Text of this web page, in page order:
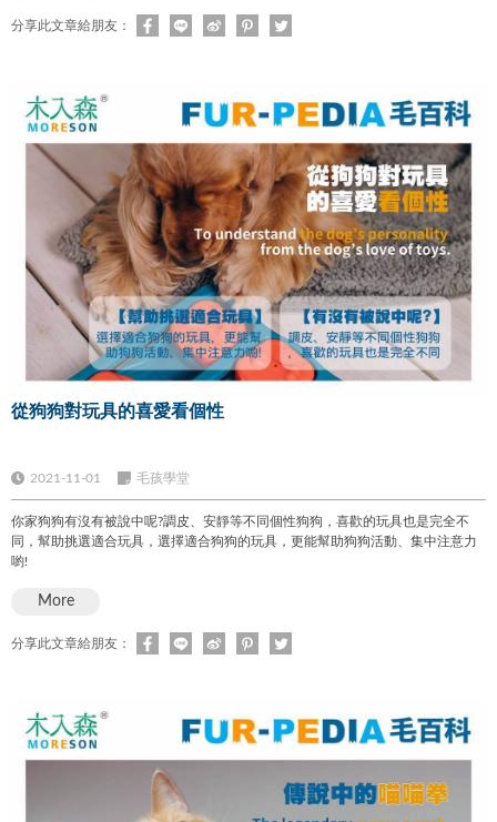
分享此文章給朋友：
從狗狗對玩具的喜愛看個性
2021-11-01 毛孩學堂
你家狗狗有沒有被說中呢?調皮、安靜等不同個性狗狗，喜歡的玩具也是完全不
同，幫助挑選適合玩具，選擇適合狗狗的玩具，更能幫助狗狗活動、集中注意力
喲!
More
分享此文章給朋友：